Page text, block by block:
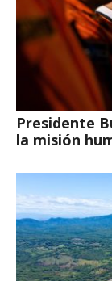
Presidente
la misión